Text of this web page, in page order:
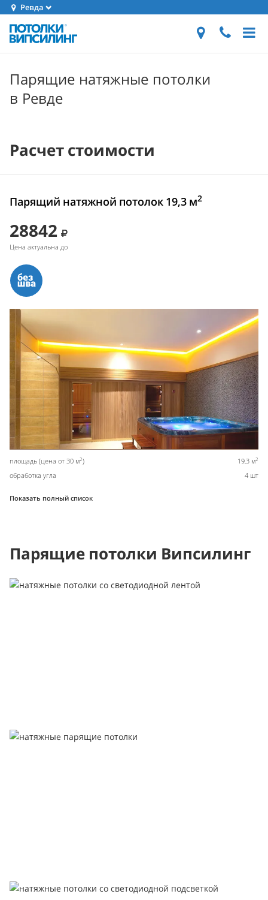
Ревда
Парящие натяжные потолки
в Ревде
Расчет стоимости
Парящий натяжной потолок 19,3 м2
28842
Цена актуальна до
площадь (цена от 30 м2) 19,3 м2
обработка угла 4 шт
Показать полный список
Парящие потолки Випсилинг